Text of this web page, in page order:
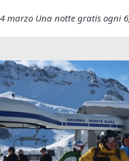
marzo Una notte gratis ogni